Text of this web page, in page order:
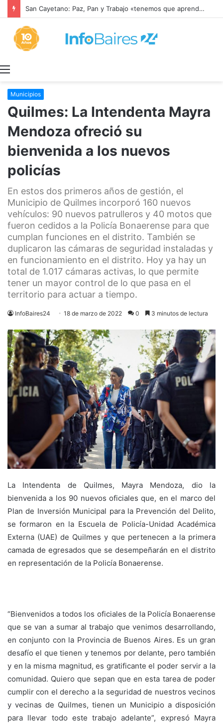
San Cayetano: Paz, Pan y Trabajo «tenemos que aprender a dialogar y a tratarnos bien» Mons. García Cuerva
Municipios
Quilmes: La Intendenta Mayra
Mendoza ofreció su
bienvenida a los nuevos
policías
En estos dos primeros años de gestión, el
Municipio de Quilmes incorporó 160 nuevos
vehículos: 90 nuevos patrulleros y 40 motos que
fueron cedidos a la Policía Bonaerense para que
cumplan funciones en el distrito. También se
duplicaron las cámaras de seguridad instaladas y
en funcionamiento en el distrito. Hoy ya hay un
total de 1.017 cámaras activas, lo que permite
tener un mayor control de lo que pasa en el
territorio para actuar a tiempo.
InfoBaires24 18 de marzo de 2022 0 3 minutos de lectura
La Intendenta de Quilmes, Mayra Mendoza, dio la
bienvenida a los 90 nuevos oficiales que, en el marco del
Plan de Inversión Municipal para la Prevención del Delito,
se formaron en la Escuela de Policía-Unidad Académica
Externa (UAE) de Quilmes y que pertenecen a la primera
camada de egresados que se desempeñarán en el distrito
en representación de la Policía Bonaerense.
“Bienvenidos a todos los oficiales de la Policía Bonaerense
que se van a sumar al trabajo que venimos desarrollando,
en conjunto con la Provincia de Buenos Aires. Es un gran
desafío el que tienen y tenemos por delante, pero también
y en la misma magnitud, es gratificante el poder servir a la
comunidad. Quiero que sepan que en esta tarea de poder
cumplir con el derecho a la seguridad de nuestros vecinos
y vecinas de Quilmes, tienen un Municipio a disposición
para llevar todo este trabajo adelante”, expresó Mayra